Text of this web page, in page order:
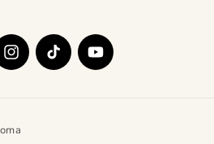
InstagramTikTok YouTube